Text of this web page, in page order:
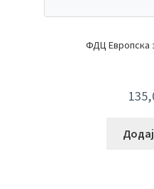
ФДЦ Европска